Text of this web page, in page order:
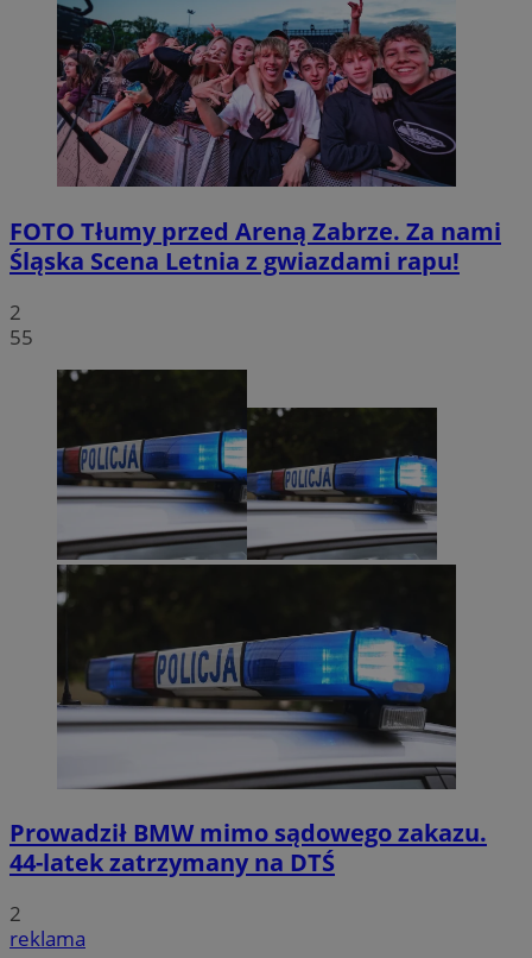
FOTO Tłumy przed Areną Zabrze. Za nami
Śląska Scena Letnia z gwiazdami rapu!
2
55
Prowadził BMW mimo sądowego zakazu.
44-latek zatrzymany na DTŚ
2
reklama